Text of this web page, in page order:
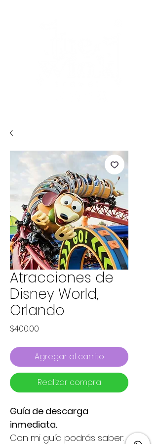
Atracciones de
Disney World,
Orlando
$400.00
Agregar al carrito
Realizar compra
Guía de descarga
inmediata.
Con mi guía podrás saber: